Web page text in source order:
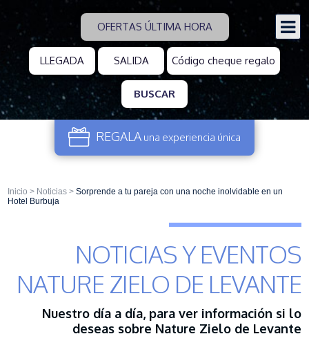
OFERTAS ÚLTIMA HORA
BUSCAR
REGALA una experiencia única
Inicio > Noticias >Sorprende a tu pareja con una noche inolvidable en un
Hotel Burbuja
NOTICIAS Y EVENTOS
NATURE ZIELO DE LEVANTE
Nuestro día a día, para ver información si lo
deseas sobre Nature Zielo de Levante